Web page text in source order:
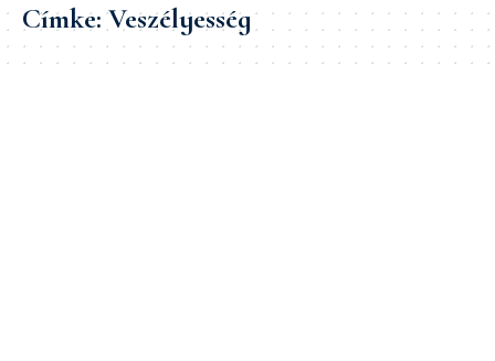
Címke:Veszélyesség